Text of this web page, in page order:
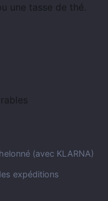
une tasse de thé.
(avec KLARNA)
expéditions